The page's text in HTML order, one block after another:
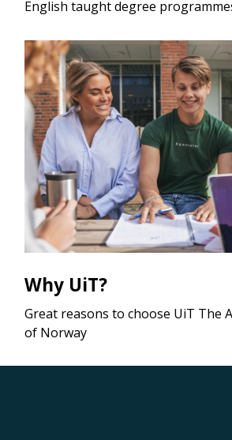
English taught degree
Why UiT?
Great reasons to choose UiT The
of Norway